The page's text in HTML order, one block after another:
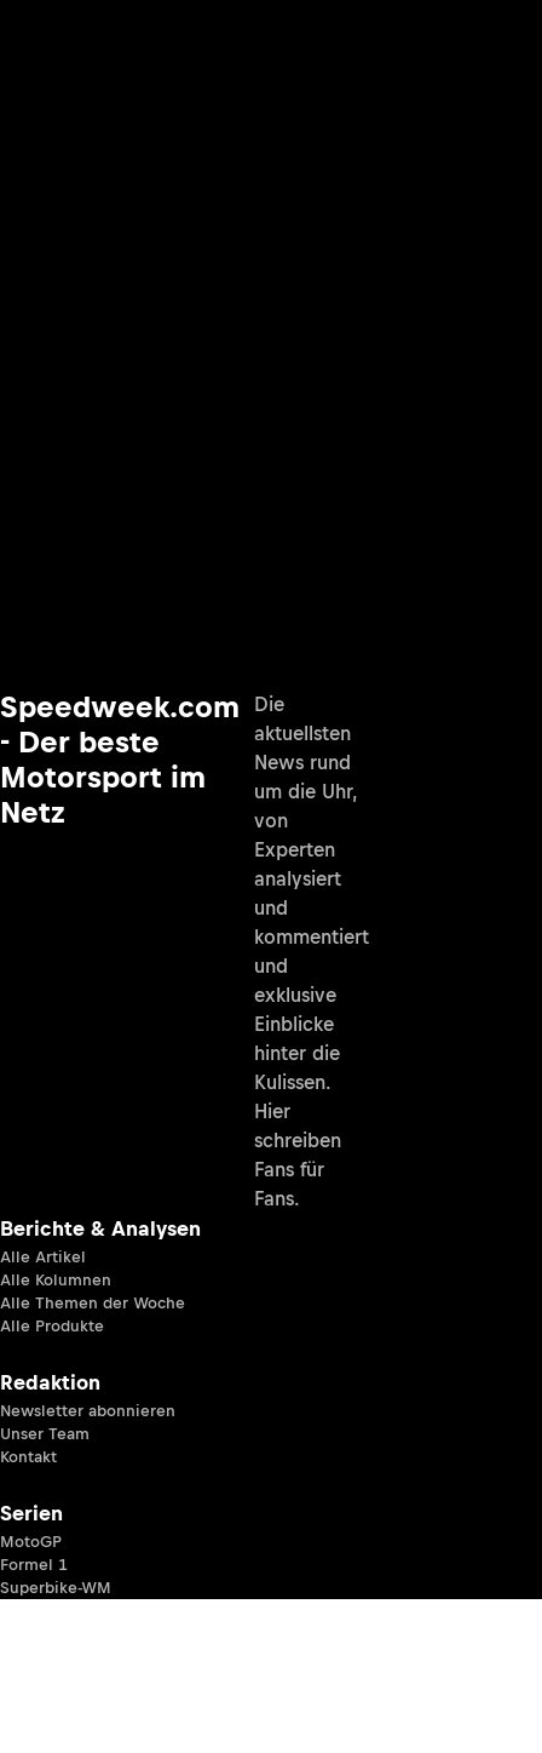
Speedweek.com
- Der beste
Motorsport im
Netz
Die
aktuellsten
News rund
um die Uhr,
von
Experten
analysiert
und
kommentiert
und
exklusive
Einblicke
hinter die
Kulissen.
Hier
schreiben
Fans für
Fans.
Berichte & Analysen
Alle Artikel
Alle Kolumnen
Alle Themen der Woche
Alle Produkte
Redaktion
Newsletter abonnieren
Unser Team
Kontakt
Serien
MotoGP
Formel 1
Superbike-WM